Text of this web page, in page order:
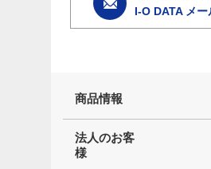
I-O DATA メ
商品情報
法人のお客
様